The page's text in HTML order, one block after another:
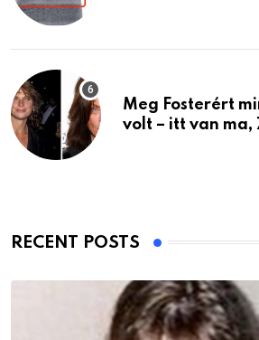
Meg Fosterért
volt – itt van ma,
RECENT POSTS